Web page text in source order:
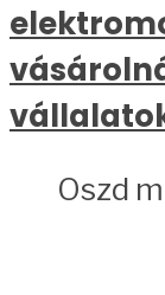
Oszd